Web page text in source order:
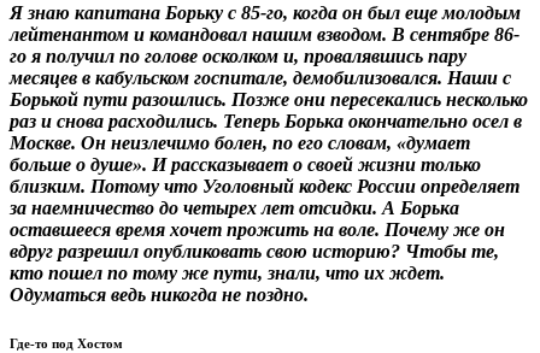
Я знаю капитана Борьку с 85-го, когда он был еще молодым
лейтенантом и командовал нашим взводом. В сентябре 86-
го я получил по голове осколком и, провалявшись пару
месяцев в кабульском госпитале, демобилизовался. Наши с
Борькой пути разошлись. Позже они пересекались несколько
раз и снова расходились. Теперь Борька окончательно осел в
Москве. Он неизлечимо болен, по его словам, «думает
больше о душе». И рассказывает о своей жизни только
близким. Потому что Уголовный кодекс России определяет
за наемничество до четырех лет отсидки. А Борька
оставшееся время хочет прожить на воле. Почему же он
вдруг разрешил опубликовать свою историю? Чтобы те,
кто пошел по тому же пути, знали, что их ждет.
Одуматься ведь никогда не поздно.
Где-то под Хостом